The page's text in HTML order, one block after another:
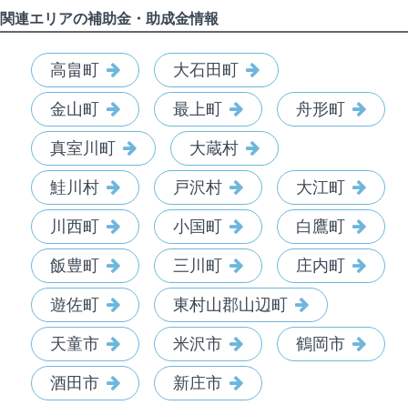
関連エリアの補助金・助成金情報
高畠町 大石田町
金山町 最上町 舟形町
真室川町 大蔵村
鮭川村 戸沢村 大江町
川西町 小国町 白鷹町
飯豊町 三川町 庄内町
遊佐町 東村山郡山辺町
天童市 米沢市 鶴岡市
酒田市 新庄市